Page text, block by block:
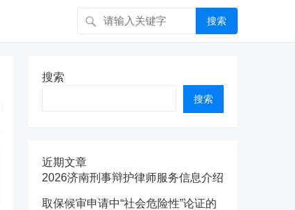
搜索
搜索
搜索
近期文章
2026济南刑事辩护律师服务信息介绍
取保候审申请中“社会危险性”论证的